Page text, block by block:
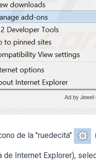
de la "ruedecita"
de Internet Explorer),